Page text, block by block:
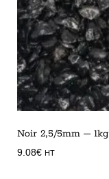
Noir 2,5/5mm – 1kg
9.08€ HT